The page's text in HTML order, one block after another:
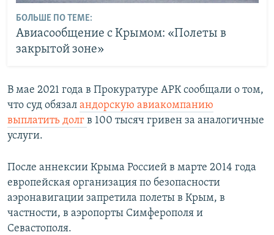
БОЛЬШЕ ПО ТЕМЕ:
Авиасообщение с Крымом: «Полеты в
закрытой зоне»
В мае 2021 года в Прокуратуре АРК сообщали о том,
что суд обязал андорскую авиакомпанию
выплатить долг в 100 тысяч гривен за аналогичные
услуги.
После аннексии Крыма Россией в марте 2014 года
европейская организация по безопасности
аэронавигации запретила полеты в Крым, в
частности, в аэропорты Симферополя и
Севастополя.